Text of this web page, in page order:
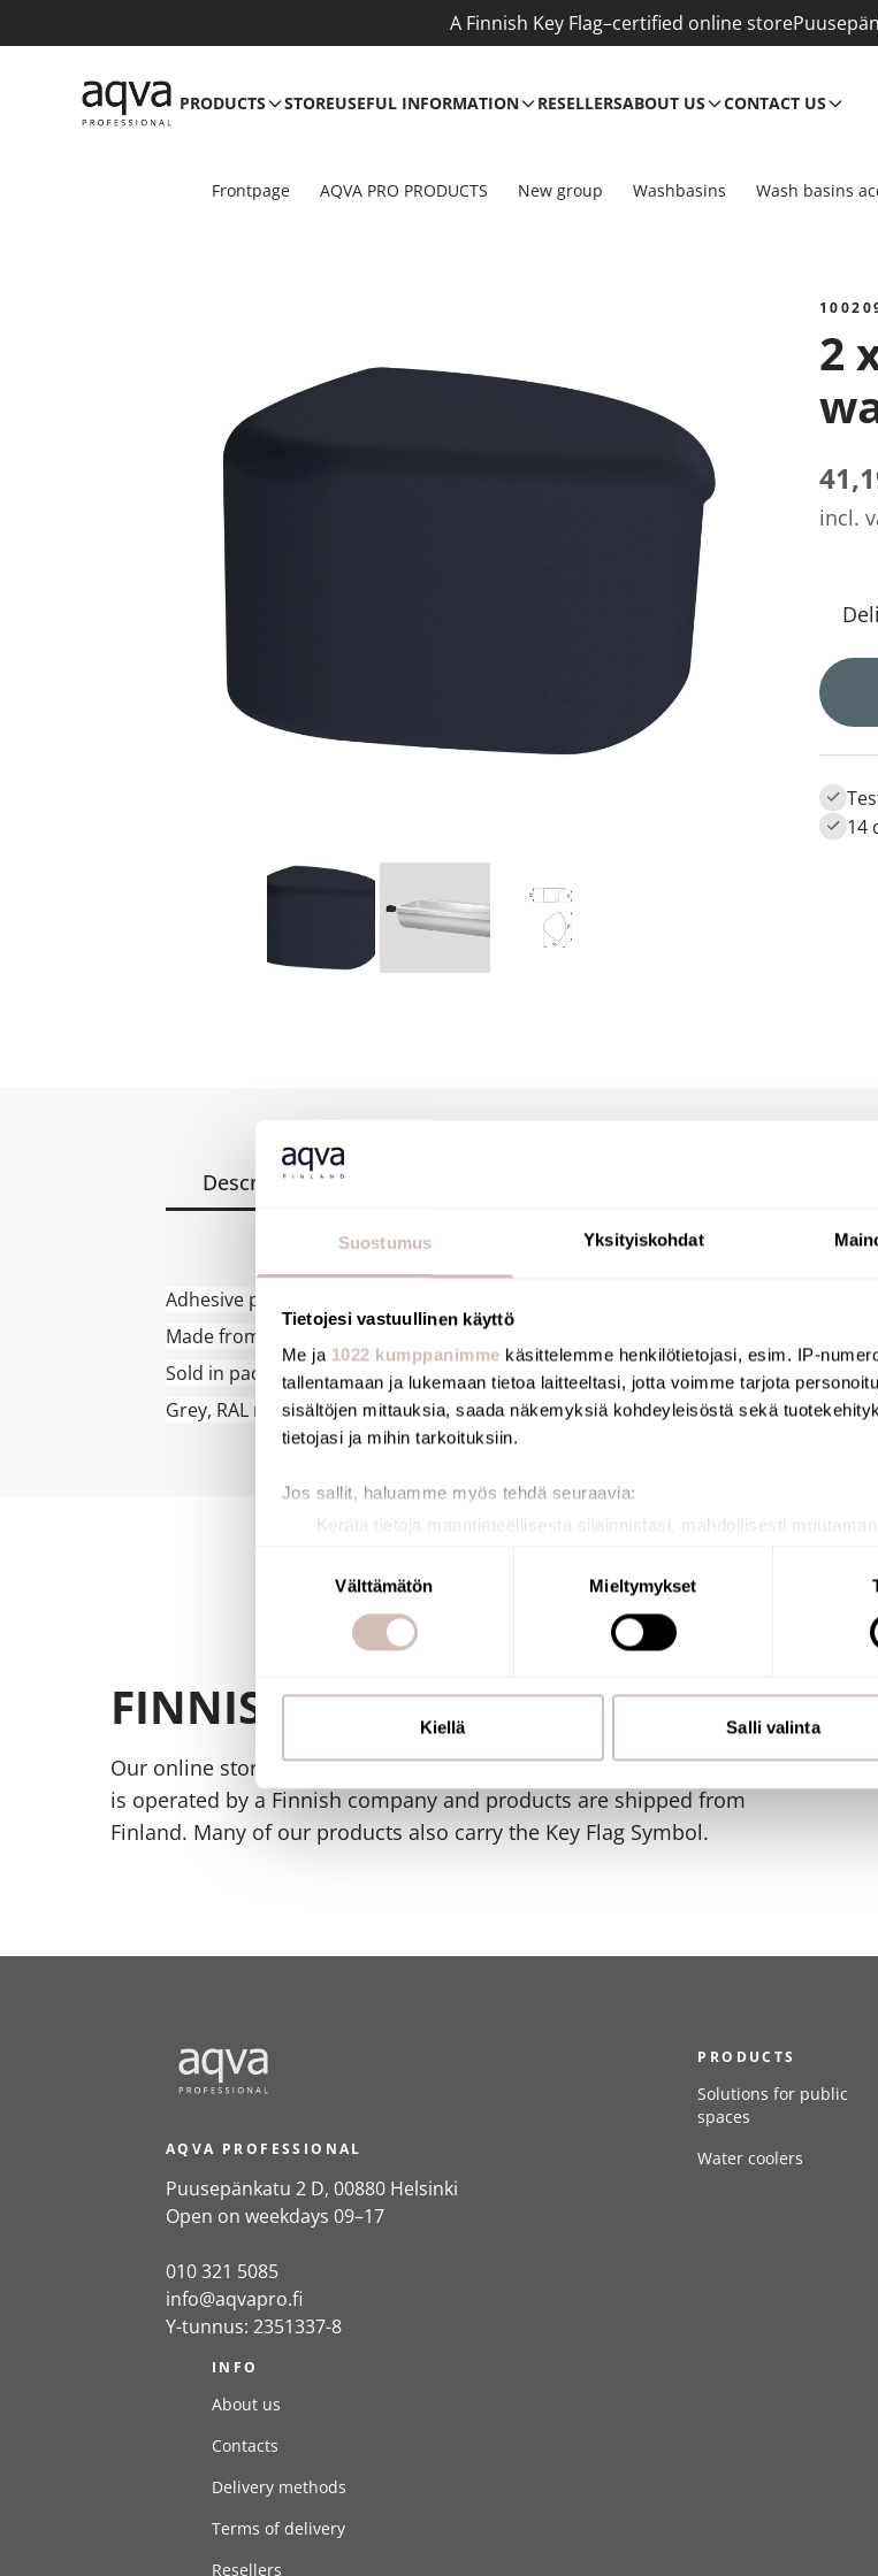
Suostumus Yksityiskohdat
Tietojesi vastuullinen käyttö
Me ja 1022 kumppanimme käsittelemme henkilötietojasi, esim. IP-
tallentamaan ja lukemaan tietoa laitteeltasi, jotta voimme tarjota
sisältöjen mittauksia, saada näkemyksiä kohdeyleisöstä sekä
tietojasi ja mihin tarkoituksiin.
Jos sallit, haluamme myös tehdä seuraavia:
Kerätä tietoja maantieteellisestä sijainnistasi, mahdollisesti
Lue lisää siitä, miten henkilötietojasi käsitellään ja miten voit määrittää
suostumustasi tai peruuttaa sen milloin vain evästeilmoituksessa.
ja kävijämäärämme analysoimiseen. Lisäksi jaamme sosiaalisen
kumppaneillemme tietoja siitä, miten käytät sivustoamme.
Välttämätön Mieltymykset
Kiellä Salli valinta
A Finnish Key Flag–certified online store
PRODUCTS STOREUSEFUL INFORMATION RESELLERSABOUT US CONTACT US
Frontpage AQVA PRO PRODUCTS New group Washbasins Wash basins
2 x Bumper for CANAL
incl.
14
Description
Adhesive protective corners supplied with double-sided adhesive tape.
Made from elastomer plastic.
Sold in packs of 2.
Grey, RAL no. 7015.
FINNISH ONLINE SHOP
Our online store has been awarded the Key Flag Symbol. The store
is operated by a Finnish company and products are shipped from
Finland. Many of our products also carry the Key Flag Symbol.
AQVA PROFESSIONAL
Puusepänkatu 2 D, 00880 Helsinki
Open on weekdays 09–17
010 321 5085
info@aqvapro.fi
Y-tunnus: 2351337-8
PRODUCTS
Solutions for public
spaces
Water coolers
INFO
About us
Contacts
Delivery methods
Terms of delivery
Resellers